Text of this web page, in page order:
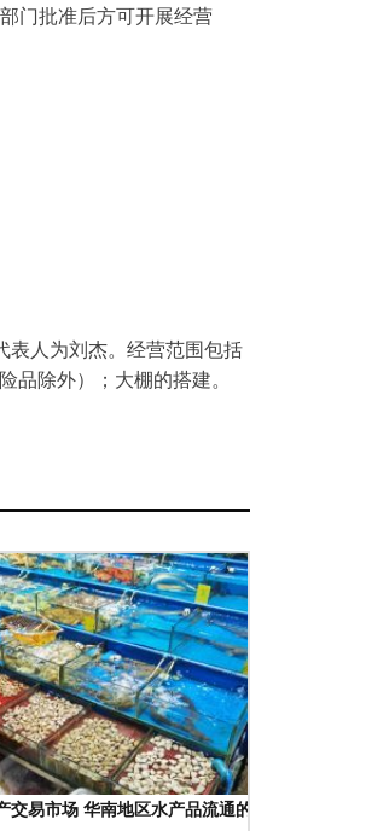
门批准后方可开展经营
表人为刘杰。经营范围包括
除外）；大棚的搭建。
绿色转型
交易市场 华南地区水产品流通的核心枢纽